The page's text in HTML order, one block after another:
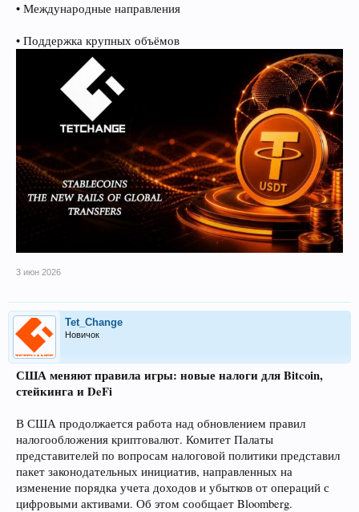
• Международные направления
• Поддержка крупных объёмов
3 июн 2026
Tet_Change
Новичок
США меняют правила игры: новые налоги для Bitcoin,
стейкинга и DeFi
В США продолжается работа над обновлением правил
налогообложения криптовалют. Комитет Палаты
представителей по вопросам налоговой политики представил
пакет законодательных инициатив, направленных на
изменение порядка учета доходов и убытков от операций с
цифровыми активами. Об этом сообщает Bloomberg.